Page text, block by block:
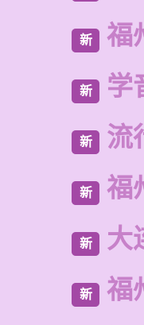
新 福
新 学
新 流
新 福
新 大
新 福